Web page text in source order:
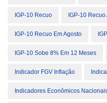
IGP-10 Recuo IGP-10
IGP-10 Recuo Em Agosto
IGP-10 Sobe 8% Em 12 Meses
Indicador FGV Inflação
Indicadores Econômicos